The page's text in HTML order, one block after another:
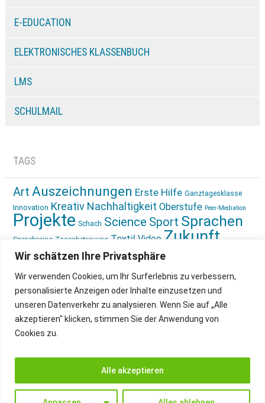
Wir schätzen Ihre Privatsphäre
Wir verwenden Cookies, um Ihr Surferlebnis zu verbessern,
personalisierte Anzeigen oder Inhalte einzusetzen und
unseren Datenverkehr zu analysieren. Wenn Sie auf „Alle
akzeptieren" klicken, stimmen Sie der Anwendung von
Cookies zu.
Alle akzeptieren
E-EDUCATION
ELEKTRONISCHES KLASSENBUCH
LMS
SCHULMAIL
TAGS
Art Auszeichnungen Erste Hilfe Ganztagesklasse
Innovation Kreativ Nachhaltigkeit Oberstufe Peer-Mediation
Projekte Schach Science Sport Sprachen
Sprachreise Tagesbetreuung Textil Video Zukunft
gestalten Ökologie
IMPRESSUM